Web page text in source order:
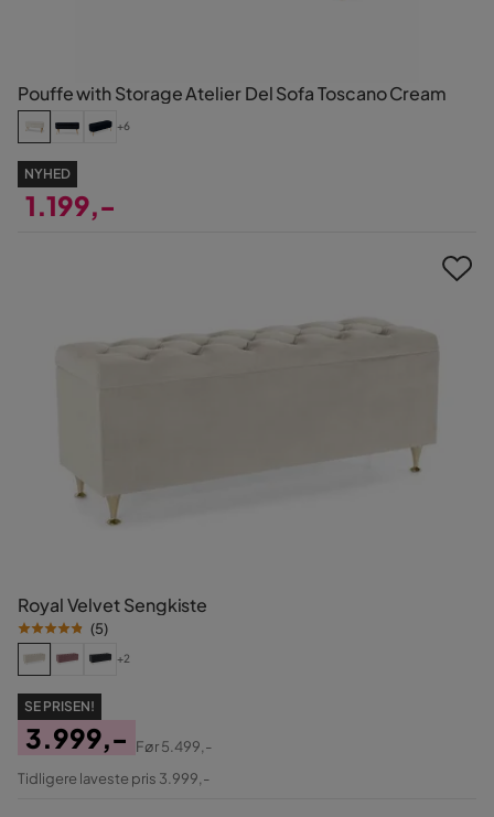
Pouffe with Storage Atelier Del Sofa Toscano Cream
+6
NYHED
1.199,-
Royal Velvet Sengkiste
(5)
+2
SE PRISEN!
Pris
3.999,-
Original
Før5.499,-
Tidligere laveste pris 3.999,-